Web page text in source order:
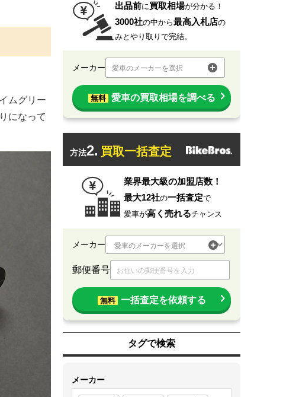
ムグリー
になって
出品前に買取相場が分かる！
3000社の中から最高入札店の
みとやり取りで完結。
メーカー 愛車のメーカーを選択
無料 愛車の買取相場を調べる
方法2. 買取一括査定
業界最大級の加盟店数！
最大12社の一括査定で
愛車が高く売れるチャンス
メーカー
郵便番号
無料 一括査定を依頼する
タグで検索
メーカー